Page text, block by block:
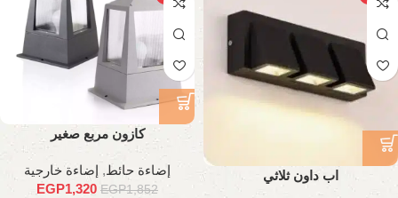
اب داون ثلاثي
كازون مربع صغير
إضاءة حائط, إضاءة خارجية
EGP1,852
EGP1,320